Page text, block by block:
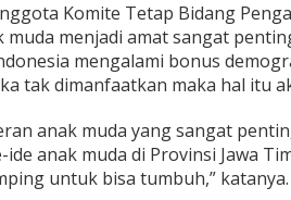
P
R
D
J
a
i
m
a
Komite Tetap Bidang
muda menjadi amat sangat
mengalami bonus
tak dimanfaatkan maka hal itu
anak muda yang sangat
anak muda di Provinsi Jawa
untuk bisa tumbuh,” katanya.